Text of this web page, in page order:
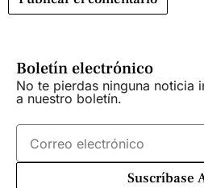
Boletín electrónico
No te pierdas ninguna noticia
a nuestro boletín.
Suscríbase